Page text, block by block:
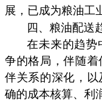
展，已成为粮油工
四、粮油配送
在未来的趋势
争的格局，伴随
伴关系的深化，
确的成本核算、利